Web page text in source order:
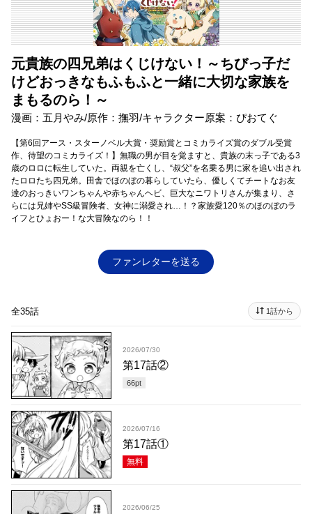
元貴族の四兄弟はくじけない！～ちびっ子だ
けどおっきなもふもふと一緒に大切な家族を
まもるのら！～
漫画：五月やみ/原作：撫羽/キャラクター原案：ぴおてぐ
【第6回アース・スターノベル大賞・奨励賞とコミカライズ賞のダブル受賞
作、待望のコミカライズ！】無職の男が目を覚ますと、貴族の末っ子である3
歳のロロに転生していた。両親を亡くし、“叔父”を名乗る男に家を追い出され
たロロたち四兄弟。田舎でほのぼの暮らしていたら、優しくてチートなお友
達のおっきいワンちゃんや赤ちゃんヘビ、巨大なニワトリさんが集まり、さ
らには兄姉やSS級冒険者、女神に溺愛され…！？家族愛120％のほのぼのラ
イフとひょおー！な大冒険なのら！！
ファンレターを送る
全35話 1話から
2026/07/30
第17話②
66pt
2026/07/16
第17話①
無料
2026/06/25